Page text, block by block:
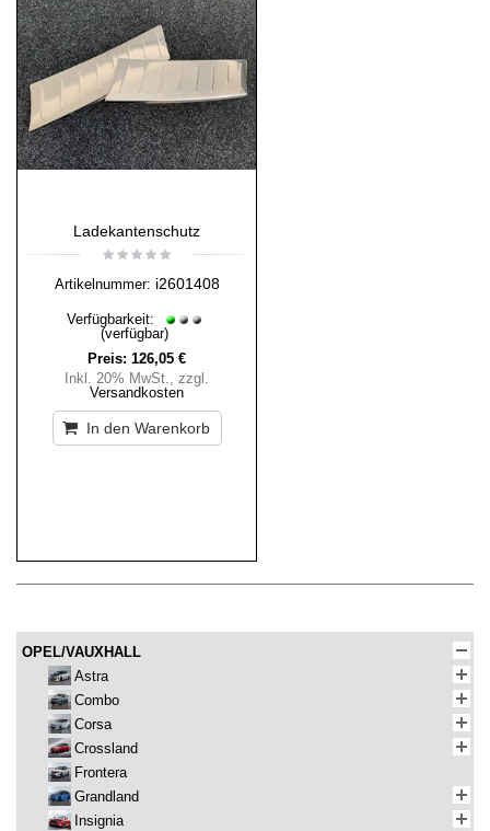
Ladekantenschutz
Artikelnummer: i2601408
Verfügbarkeit:
(verfügbar)
Preis: 126,05 €
Inkl. 20% MwSt., zzgl.
Versandkosten
In den Warenkorb
OPEL/VAUXHALL
Astra
Combo
Corsa
Crossland
Frontera
Grandland
Insignia